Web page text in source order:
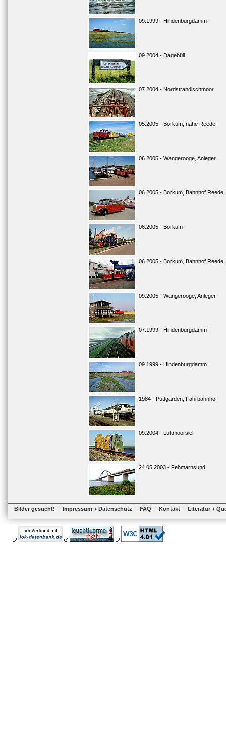
09.1999 - Hindenburgdamm
09.2004 - Dagebüll
07.2004 - Nordstrandischmoor
05.2005 - Borkum, nahe Reede
06.2005 - Wangerooge, Anleger
06.2005 - Borkum, Bahnhof Reede
06.2005 - Borkum
06.2005 - Borkum, Bahnhof Reede
09.2005 - Wangerooge, Anleger
07.1999 - Hindenburgdamm
09.1999 - Hindenburgdamm
1984 - Puttgarden, Fährbahnhof
09.2004 - Lüttmoorsiel
24.05.2003 - Fehmarnsund
Bilder gesucht! | Impressum + Datenschutz | FAQ | Kontakt | Literatur +